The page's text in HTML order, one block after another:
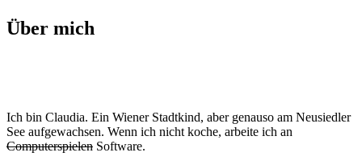
Über mich
Ich bin Claudia. Ein Wiener Stadtkind, aber genauso am Neusiedler
See aufgewachsen. Wenn ich nicht koche, arbeite ich an
Computerspielen Software.